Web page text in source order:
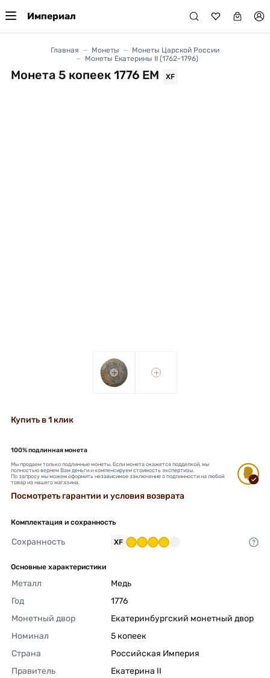
Империал
Главная Монеты
Монеты Царской России
Монеты Екатерины II (1762-1796)
Монета 5 копеек 1776 ЕМ XF
+ +
Купить в 1 клик
100% подлинная монета
Мы продаем только подлинные монеты. Если монета окажется подделкой, мы
полностью вернем Вам деньги и компенсируем стоимость экспертизы.
По запросу мы можем оформить независимое заключение о подлинности на любой
товар из нашего магазина.
Посмотреть гарантии и условия возврата
Комплектация и сохранность
Сохранность XF
Основные характеристики
Металл
Медь
Год
1776
Монетный двор
Екатеринбургский монетный двор
Номинал
5 копеек
Страна
Российская Империя
Правитель
Екатерина II